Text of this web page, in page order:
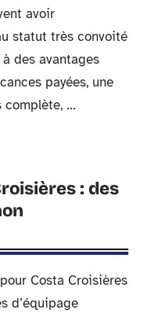
avoir
statut très convoité
à des avantages
payées, une
complète, …
: des
Costa Croisières
d’équipage